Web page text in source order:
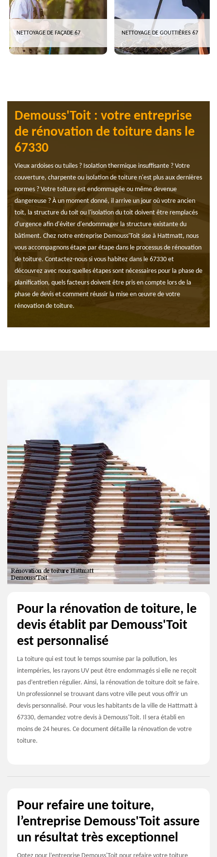
NETTOYAGE DE FAÇADE 67 NETTOYAGE DE GOUTTIÈRES 67
Demouss'Toit : votre entreprise
de rénovation de toiture dans le
67330
Vieux ardoises ou tuiles ? Isolation thermique insuffisante ? Votre
couverture, charpente ou isolation de toiture n'est plus aux dernières
normes ? Votre toiture est endommagée ou même devenue
dangereuse ? À un moment donné, il arrive un jour où votre ancien
toit, la structure du toit ou l'isolation du toit doivent être remplacés
d'urgence afin d'éviter d'endommager la structure existante du
bâtiment. Chez notre entreprise Demouss'Toit sise à Hattmatt, nous
vous accompagnons étape par étape dans le processus de rénovation
de toiture. Contactez-nous si vous habitez dans le 67330 et
découvrez avec nous quelles étapes sont nécessaires pour la phase de
planification, quels facteurs doivent être pris en compte lors de la
phase de devis et comment réussir la mise en œuvre de votre
rénovation de toiture.
Pour la rénovation de toiture, le
devis établit par Demouss'Toit
est personnalisé
La toiture qui est tout le temps soumise par la pollution, les
intempéries, les rayons UV peut être endommagés si elle ne reçoit
pas d’entretien régulier. Ainsi, la rénovation de toiture doit se faire.
Un professionnel se trouvant dans votre ville peut vous offrir un
devis personnalisé. Pour vous les habitants de la ville de Hattmatt à
67330, demandez votre devis à Demouss'Toit. Il sera établi en
moins de 24 heures. Ce document détaille la rénovation de votre
toiture.
Pour refaire une toiture,
l’entreprise Demouss'Toit assure
un résultat très exceptionnel